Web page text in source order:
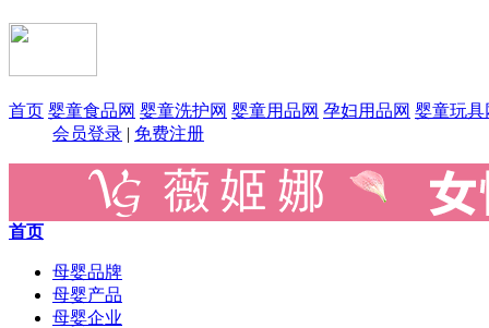
首页 婴童食品网 婴童洗护网 婴童用品网 孕妇用品网 婴童玩具
会员登录 | 免费注册
首页
母婴品牌
母婴产品
母婴企业